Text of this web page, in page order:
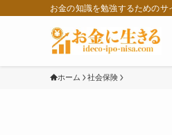
お金の知識を勉強するための
ホーム 社会保険